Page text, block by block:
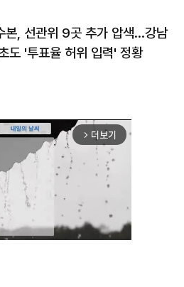
본, 선관위 9곳 추가 압색…강남
도 '투표율 허위 입력' 정황
arrow_forward_ios 더보기